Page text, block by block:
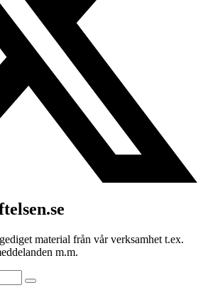
material från vår verksamhet t.ex.
m.m.